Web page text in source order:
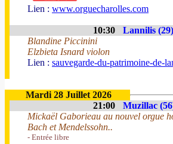
Lien : www.orguecharolles.com
10:30
Lannilis (29)
Blandine Piccinini
Elzbieta Isnard violon
Lien : sauvegarde-du-patrimoine-de-
Mardi 28 Juillet 2026
21:00
Muzillac
Mickaël Gaborieau au nouvel orgue
Bach et Mendelssohn..
- Entrée libre